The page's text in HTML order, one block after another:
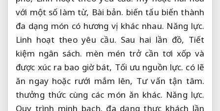
với một số làm từ, Bài bản. biến tấu biến thành
đa dạng món có hương vị khác nhau. Năng lực.
Linh hoạt theo yêu cầu. Sau hai lần đồ, Tiết
kiệm ngân sách. mèn mén trở cần tơi xốp và
được xúc ra bao giờ bát, Tối ưu nguồn lực. có lẽ
ăn ngay hoặc rưới mắm lên, Tư vấn tận tâm.
thưởng thức cùng các món ăn khác. Năng lực.
Quy trình minh bạch. đa dạng thực khách lần